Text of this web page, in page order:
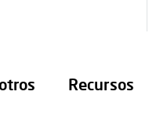
Recursos